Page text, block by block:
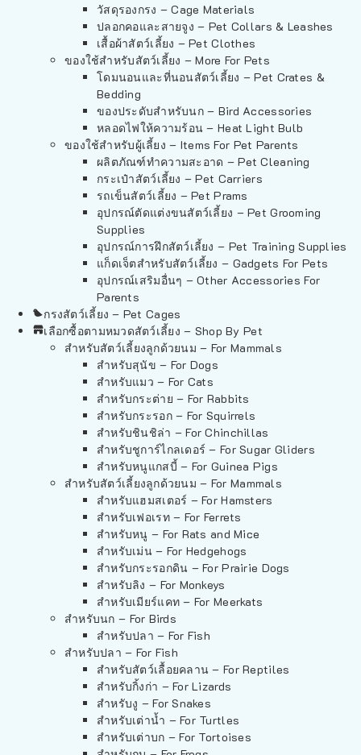
วัสดุรองกรง – Cage Materials
ปลอกคอและสายจูง – Pet Collars & Leashes
เสื้อผ้าสัตว์เลี้ยง – Pet Clothes
ของใช้สำหรับสัตว์เลี้ยง – More For Pets
โดมนอนและที่นอนสัตว์เลี้ยง – Pet Crates &
Bedding
ของประดับสำหรับนก – Bird Accessories
หลอดไฟให้ความร้อน – Heat Light Bulb
ของใช้สำหรับผู้เลี้ยง – Items For Pet Parents
ผลิตภัณฑ์ทำความสะอาด – Pet Cleaning
กระเป๋าสัตว์เลี้ยง – Pet Carriers
รถเข็นสัตว์เลี้ยง – Pet Prams
อุปกรณ์ตัดแต่งขนสัตว์เลี้ยง – Pet Grooming
Supplies
อุปกรณ์การฝึกสัตว์เลี้ยง – Pet Training Supplies
แก็ดเจ็ตสำหรับสัตว์เลี้ยง – Gadgets For Pets
อุปกรณ์เสริมอื่นๆ – Other Accessories For
Parents
กรงสัตว์เลี้ยง – Pet Cages
เลือกซื้อตามหมวดสัตว์เลี้ยง – Shop By Pet
สำหรับสัตว์เลี้ยงลูกด้วยนม – For Mammals
สำหรับสุนัข – For Dogs
สำหรับแมว – For Cats
สำหรับกระต่าย – For Rabbits
สำหรับกระรอก – For Squirrels
สำหรับชินชิล่า – For Chinchillas
สำหรับชูการ์ไกลเดอร์ – For Sugar Gliders
สำหรับหนูแกสบี้ – For Guinea Pigs
สำหรับสัตว์เลี้ยงลูกด้วยนม – For Mammals
สำหรับแฮมสเตอร์ – For Hamsters
สำหรับเฟอเรท – For Ferrets
สำหรับหนู – For Rats and Mice
สำหรับเม่น – For Hedgehogs
สำหรับกระรอกดิน – For Prairie Dogs
สำหรับลิง – For Monkeys
สำหรับเมียร์แคท – For Meerkats
สำหรับนก – For Birds
สำหรับปลา – For Fish
สำหรับปลา – For Fish
สำหรับสัตว์เลื้อยคลาน – For Reptiles
สำหรับกิ้งก่า – For Lizards
สำหรับงู – For Snakes
สำหรับเต่าน้ำ – For Turtles
สำหรับเต่าบก – For Tortoises